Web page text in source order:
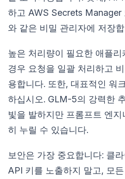
하고 AWS Secrets Manager
와 같은 비밀 관리자에 저장
높은 처리량이 필요한 애플
경우 요청을 일괄 처리하고
용합니다. 또한, 대표적인 워
하십시오. GLM-5의 강력한
빛을 발하지만 프롬프트 엔
히 누릴 수 있습니다.
보안은 가장 중요합니다: 클
API 키를 노출하지 말고, 모